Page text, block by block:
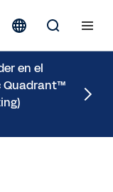
en el
Quadrant™